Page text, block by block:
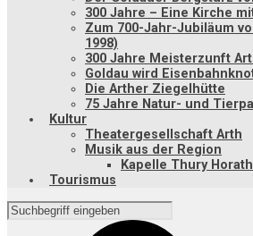
300 Jahre – Eine Kirche
Zum 700-Jahr-Jubiläum
1998)
300 Jahre Meisterzunft
Goldau wird
Die Arther Ziegelhütte
75 Jahre Natur- und
Kultur
Theatergesellschaft Arth
Musik aus der Region
Kapelle Thury Horath
Tourismus